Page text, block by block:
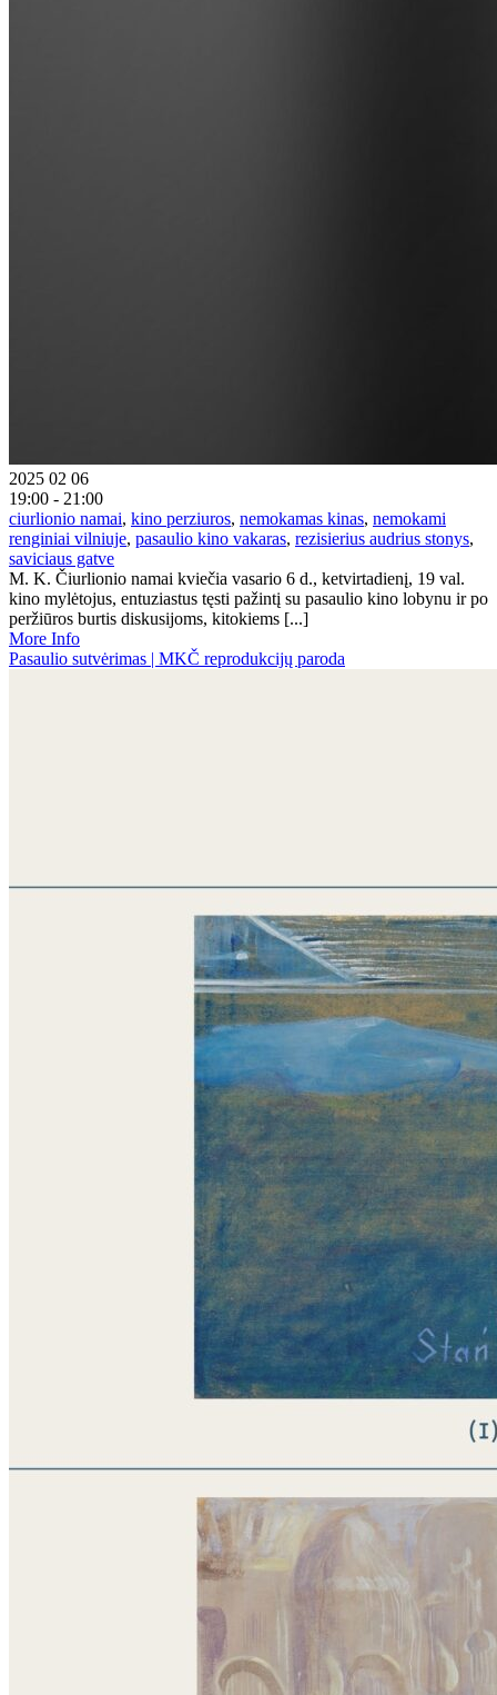
2025 02 06
19:00 - 21:00
ciurlionio namai, kino perziuros, nemokamas kinas, nemokami
renginiai vilniuje, pasaulio kino vakaras, rezisierius audrius stonys,
saviciaus gatve
M. K. Čiurlionio namai kviečia vasario 6 d., ketvirtadienį, 19 val.
kino mylėtojus, entuziastus tęsti pažintį su pasaulio kino lobynu ir po
peržiūros burtis diskusijoms, kitokiems [...]
More Info
Pasaulio sutvėrimas | MKČ reprodukcijų paroda